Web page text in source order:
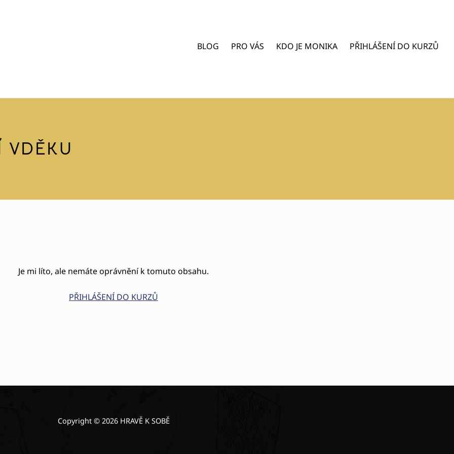
BLOG PRO VÁS KDO JE MONIKA PŘIHLÁŠENÍ DO KURZŮ
VDĚKU
Je mi líto, ale nemáte oprávnění k tomuto obsahu.
PŘIHLÁŠENÍ DO KURZŮ
Copyright © 2026 HRAVĚ K SOBĚ